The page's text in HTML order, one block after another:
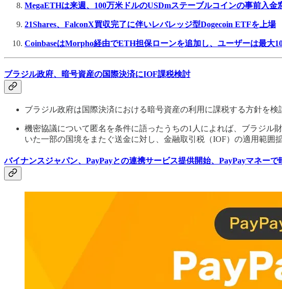
MegaETHは来週、100万米ドルのUSDmステーブルコインの事前入金
21Shares、FalconX買収完了に伴いレバレッジ型Dogecoin ETFを上場
CoinbaseはMorpho経由でETH担保ローンを追加し、ユーザーは最大
ブラジル政府、暗号資産の国際決済にIOF課税検討
ブラジル政府は国際決済における暗号資産の利用に課税する方針を検
機密協議について匿名を条件に語ったうちの1人によれば、ブラジル
いた一部の国境をまたぐ送金に対し、金融取引税（IOF）の適用範囲
バイナンスジャパン、PayPayとの連携サービス提供開始、PayPayマネー